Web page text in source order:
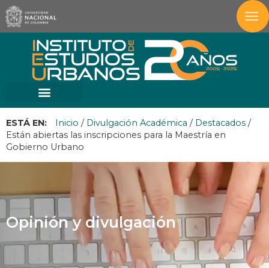
ESTÁ EN: Inicio / Divulgación Académica / Destacados /
Están abiertas las inscripciones para la Maestría en
Gobierno Urbano
Opinión y divulgación